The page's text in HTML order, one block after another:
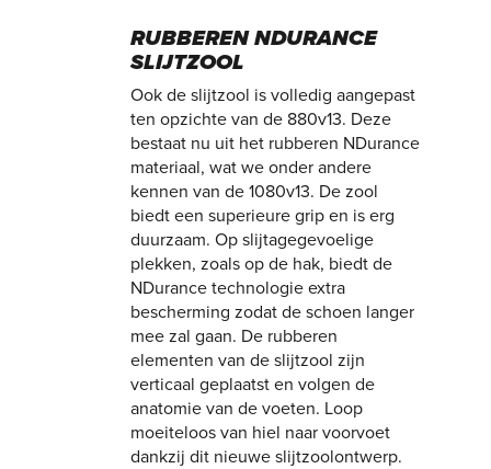
RUBBEREN NDURANCE
SLIJTZOOL
Ook de slijtzool is volledig aangepast
ten opzichte van de 880v13. Deze
bestaat nu uit het rubberen NDurance
materiaal, wat we onder andere
kennen van de 1080v13. De zool
biedt een superieure grip en is erg
duurzaam. Op slijtagegevoelige
plekken, zoals op de hak, biedt de
NDurance technologie extra
bescherming zodat de schoen langer
mee zal gaan. De rubberen
elementen van de slijtzool zijn
verticaal geplaatst en volgen de
anatomie van de voeten. Loop
moeiteloos van hiel naar voorvoet
dankzij dit nieuwe slijtzoolontwerp.